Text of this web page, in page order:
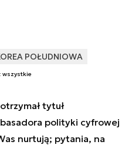
POŁUDNIOWA
wszystkie
tytuł
polityki cyfrowej
nurtują; pytania, na